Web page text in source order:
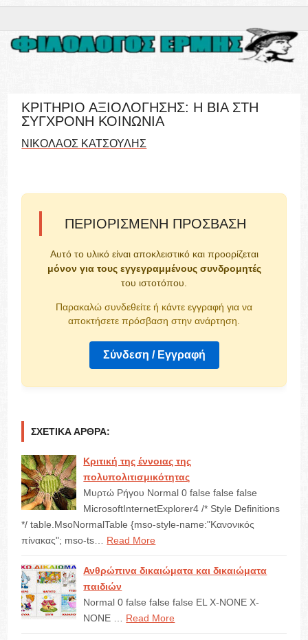
ΚΡΙΤΗΡΙΟ ΑΞΙΟΛΟΓΗΣΗΣ: Η ΒΙΑ ΣΤΗ
ΣΥΓΧΡΟΝΗ ΚΟΙΝΩΝΙΑ
ΝΙΚΟΛΑΟΣ ΚΑΤΣΟΥΛΗΣ
ΠΕΡΙΟΡΙΣΜΈΝΗ ΠΡΌΣΒΑΣΗ
Αυτό το υλικό είναι αποκλειστικό και προορίζεται
μόνον για τους εγγεγραμμένους συνδρομητές
του ιστοτόπου.
Παρακαλώ συνδεθείτε ή κάντε εγγραφή για να
αποκτήσετε πρόσβαση στην ανάρτηση.
Σύνδεση / Εγγραφή
ΣΧΕΤΙΚΆ ΆΡΘΡΑ:
Κριτική της έννοιας της
πολυπολιτισμικότητας
Μυρτώ Ρήγου Normal 0 false false false
MicrosoftInternetExplorer4 /* Style Definitions
*/ table.MsoNormalTable {mso-style-name:"Κανονικός
πίνακας"; mso-ts…
Read More
Ανθρώπινα δικαιώματα και δικαιώματα
παιδιών
Normal 0 false false false EL X-NONE X-
NONE …
Read More